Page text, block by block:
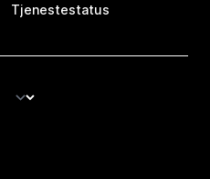
Tjenestestatus